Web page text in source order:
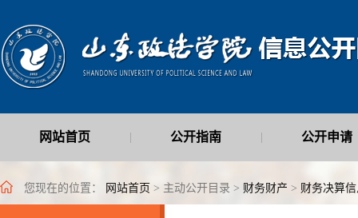
网站首页 公开指南 公开申请
最新公开信息 |
您现在的位置： 网站首页 > 主动公开目录 > 财务财产 > 财务决算